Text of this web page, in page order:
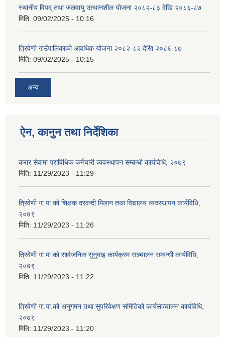
स्थानीय विपद् तथा जलवायु उत्थानशील योजना २०८२-८३ देखि २०८६-८७
मिति: 09/02/2025 - 10:16
त्रिवेणी गाउँपालिकाको आवधिक योजना २०८२-८२ देखि २०८६-८७
मिति: 09/02/2025 - 10:15
अन्य
ऐन, कानुन तथा निर्देशिका
करार सेवामा प्राविधिक कर्मचारी व्यवस्थापन सम्बन्धी कार्यविधि, २०७९
मिति: 11/29/2023 - 11:29
त्रिवेणी गा.पा.को शिक्षक दरवन्दी मिलान तथा विद्यालय व्यवस्थापन कार्यविधि,
२०७९
मिति: 11/29/2023 - 11:26
त्रिवेणी गा.पा.को सार्वजनिक सुनुवाइ कार्यक्रम सञ्चालन सम्बन्धी कार्यविधि,
२०७९
मिति: 11/29/2023 - 11:22
त्रिवेणी गा.पा.को अनुगमन तथा सुपरिवेक्षण समितिको कार्यसञ्चालन कार्यविधि,
२०७९
मिति: 11/29/2023 - 11:20